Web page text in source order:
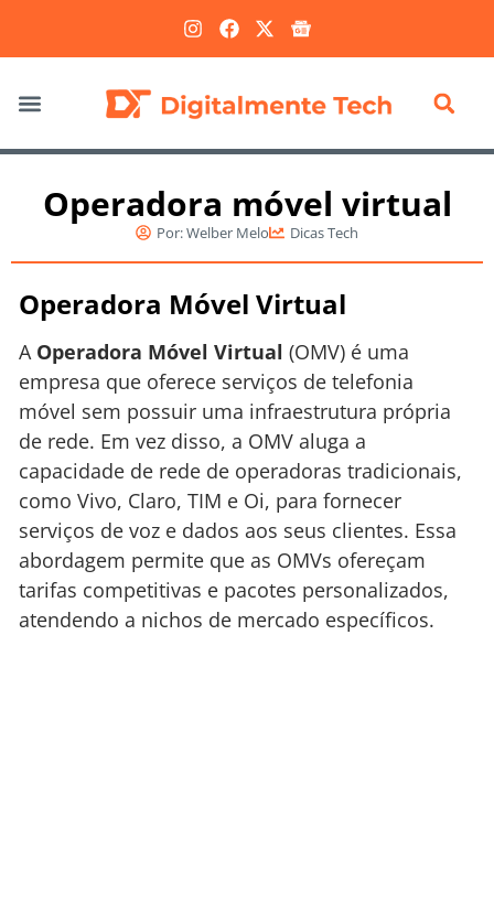
Operadora móvel virtual
Por:Welber Melo Dicas Tech
Operadora Móvel Virtual
A Operadora Móvel Virtual (OMV) é uma
empresa que oferece serviços de telefonia
móvel sem possuir uma infraestrutura própria
de rede. Em vez disso, a OMV aluga a
capacidade de rede de operadoras tradicionais,
como Vivo, Claro, TIM e Oi, para fornecer
serviços de voz e dados aos seus clientes. Essa
abordagem permite que as OMVs ofereçam
tarifas competitivas e pacotes personalizados,
atendendo a nichos de mercado específicos.